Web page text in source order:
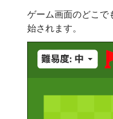
ゲーム画面のどこで
始されます。